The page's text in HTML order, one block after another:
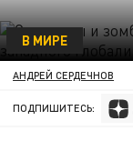
В МИРЕ
АНДРЕЙ СЕРДЕЧНОВ
ПОДПИШИТЕСЬ: